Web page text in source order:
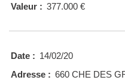
Valeur : 377.000 €
Date : 14/02/20
Adresse : 660 CHE DES